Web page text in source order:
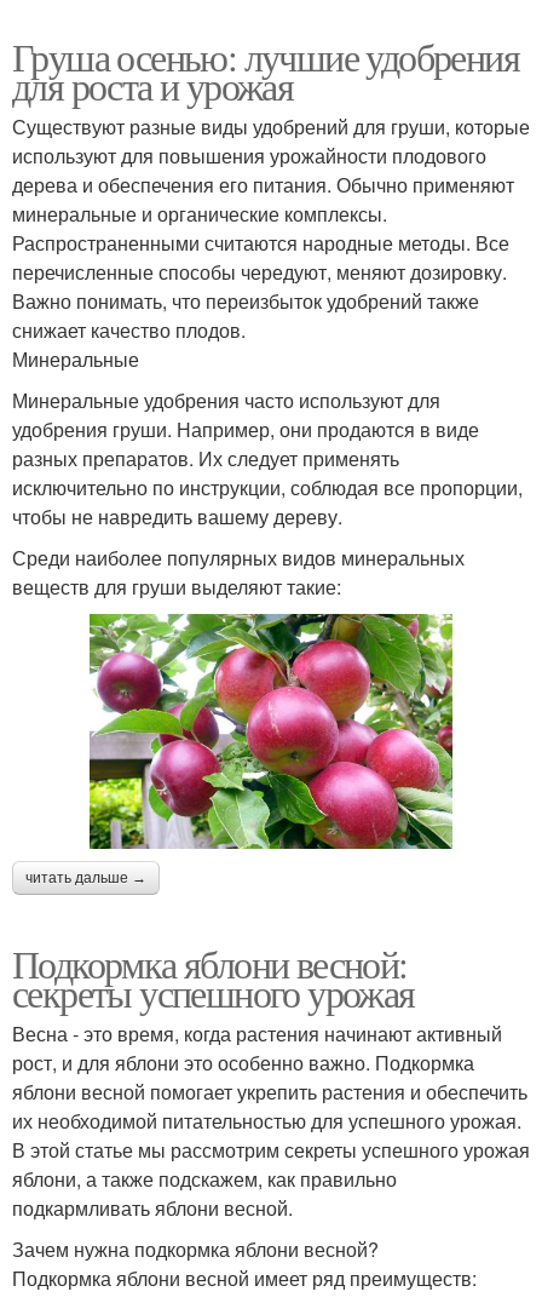
Груша осенью: лучшие удобрения
для роста и урожая
Существуют разные виды удобрений для груши, которые
используют для повышения урожайности плодового
дерева и обеспечения его питания. Обычно применяют
минеральные и органические комплексы.
Распространенными считаются народные методы. Все
перечисленные способы чередуют, меняют дозировку.
Важно понимать, что переизбыток удобрений также
снижает качество плодов.
Минеральные
Минеральные удобрения часто используют для
удобрения груши. Например, они продаются в виде
разных препаратов. Их следует применять
исключительно по инструкции, соблюдая все пропорции,
чтобы не навредить вашему дереву.
Среди наиболее популярных видов минеральных
веществ для груши выделяют такие:
читать дальше →
Подкормка яблони весной:
секреты успешного урожая
Весна - это время, когда растения начинают активный
рост, и для яблони это особенно важно. Подкормка
яблони весной помогает укрепить растения и обеспечить
их необходимой питательностью для успешного урожая.
В этой статье мы рассмотрим секреты успешного урожая
яблони, а также подскажем, как правильно
подкармливать яблони весной.
Зачем нужна подкормка яблони весной?
Подкормка яблони весной имеет ряд преимуществ: